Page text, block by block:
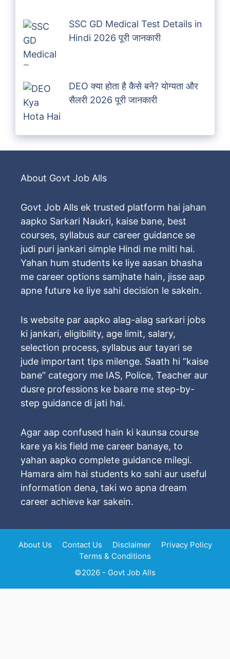
SSC GD Medical Test Details in
Hindi 2026 पूरी जानकारी
DEO क्या होता है कैसे बने? योग्यता और
सैलरी 2026 पूरी जानकारी
About Govt Job Alls
Govt Job Alls ek trusted platform hai jahan
aapko Sarkari Naukri, kaise bane, best
courses, syllabus aur career guidance se
judi puri jankari simple Hindi me milti hai.
Yahan hum students ke liye aasan bhasha
me career options samjhate hain, jisse aap
apne future ke liye sahi decision le sakein.
Is website par aapko alag-alag sarkari jobs
ki jankari, eligibility, age limit, salary,
selection process, syllabus aur tayari se
jude important tips milenge. Saath hi “kaise
bane” category me IAS, Police, Teacher aur
dusre professions ke baare me step-by-
step guidance di jati hai.
Agar aap confused hain ki kaunsa course
kare ya kis field me career banaye, to
yahan aapko complete guidance milegi.
Hamara aim hai students ko sahi aur useful
information dena, taki wo apna dream
career achieve kar sakein.
About Us Contact Us Disclaimer
Privacy Policy
Terms & Conditions
©2026 - Govt Job Alls